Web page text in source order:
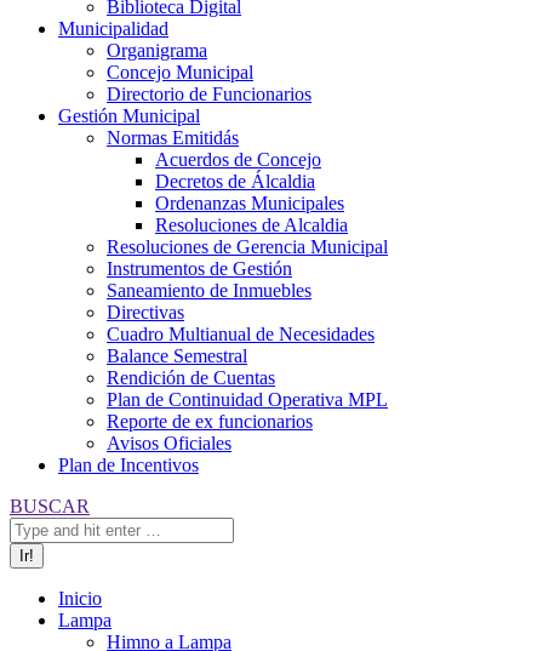
Biblioteca Digital
Municipalidad
Organigrama
Concejo Municipal
Directorio de Funcionarios
Gestión Municipal
Normas Emitidás
Acuerdos de Concejo
Decretos de Álcaldia
Ordenanzas Municipales
Resoluciones de Alcaldia
Resoluciones de Gerencia Municipal
Instrumentos de Gestión
Saneamiento de Inmuebles
Directivas
Cuadro Multianual de Necesidades
Balance Semestral
Rendición de Cuentas
Plan de Continuidad Operativa MPL
Reporte de ex funcionarios
Avisos Oficiales
Plan de Incentivos
Buscar:
BUSCAR
Inicio
Lampa
Himno a Lampa